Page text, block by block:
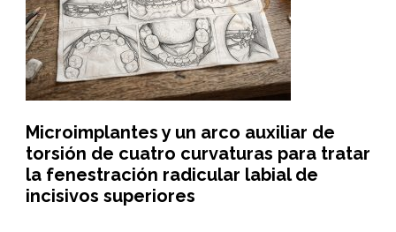
Microimplantes y un arco auxiliar de
torsión de cuatro curvaturas para tratar
la fenestración radicular labial de
incisivos superiores